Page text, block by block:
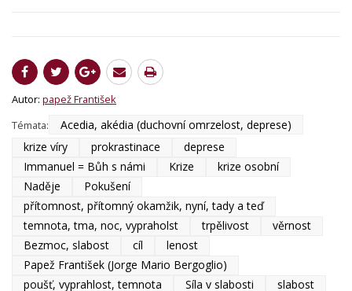
Autor: papež František
Témata:
Acedia, akédia (duchovní omrzelost, deprese)
krize víry
prokrastinace
deprese
Immanuel = Bůh s námi
Krize
krize osobní
Naděje
Pokušení
přítomnost, přítomný okamžik, nyní, tady a teď
temnota, tma, noc, vypraholst
trpělivost
věrnost
Bezmoc, slabost
cíl
lenost
Papež František (Jorge Mario Bergoglio)
poušť, vyprahlost, temnota
Síla v slabosti
slabost